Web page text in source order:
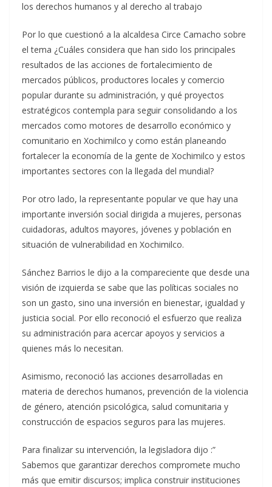
los derechos humanos y al derecho al trabajo
Por lo que cuestionó a la alcaldesa Circe Camacho sobre
el tema ¿Cuáles considera que han sido los principales
resultados de las acciones de fortalecimiento de
mercados públicos, productores locales y comercio
popular durante su administración, y qué proyectos
estratégicos contempla para seguir consolidando a los
mercados como motores de desarrollo económico y
comunitario en Xochimilco y como están planeando
fortalecer la economía de la gente de Xochimilco y estos
importantes sectores con la llegada del mundial?
Por otro lado, la representante popular ve que hay una
importante inversión social dirigida a mujeres, personas
cuidadoras, adultos mayores, jóvenes y población en
situación de vulnerabilidad en Xochimilco.
Sánchez Barrios le dijo a la compareciente que desde una
visión de izquierda se sabe que las políticas sociales no
son un gasto, sino una inversión en bienestar, igualdad y
justicia social. Por ello reconoció el esfuerzo que realiza
su administración para acercar apoyos y servicios a
quienes más lo necesitan.
Asimismo, reconoció las acciones desarrolladas en
materia de derechos humanos, prevención de la violencia
de género, atención psicológica, salud comunitaria y
construcción de espacios seguros para las mujeres.
Para finalizar su intervención, la legisladora dijo :”
Sabemos que garantizar derechos compromete mucho
más que emitir discursos; implica construir instituciones